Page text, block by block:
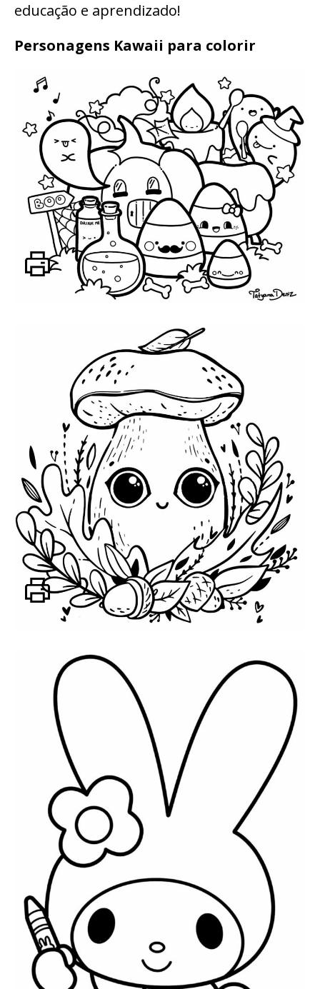
educação e aprendizado!
Personagens Kawaii para colorir